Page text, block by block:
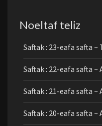
Noeltaf teliz
Saftak : 23-eafa safta ~
Saftak : 22-eafa safta ~
Saftak : 21-eafa safta ~
Saftak : 20-eafa safta ~